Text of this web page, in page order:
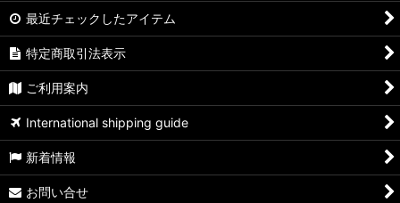
最近チェックしたアイテム
特定商取引法表示
ご利用案内
International shipping guide
新着情報
お問い合せ